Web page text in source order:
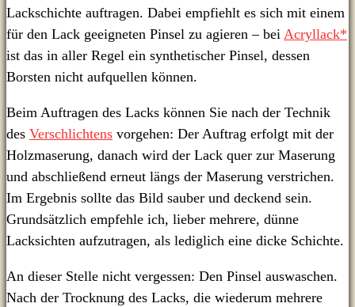
Lackschichte auftragen. Dabei empfiehlt es sich mit einem
für den Lack geeigneten Pinsel zu agieren – bei Acryllack*
ist das in aller Regel ein synthetischer Pinsel, dessen
Borsten nicht aufquellen können.
Beim Auftragen des Lacks können Sie nach der Technik
des Verschlichtens vorgehen: Der Auftrag erfolgt mit der
Holzmaserung, danach wird der Lack quer zur Maserung
und abschließend erneut längs der Maserung verstrichen.
Im Ergebnis sollte das Bild sauber und deckend sein.
Grundsätzlich empfehle ich, lieber mehrere, dünne
Lacksichten aufzutragen, als lediglich eine dicke Schichte.
An dieser Stelle nicht vergessen: Den Pinsel auswaschen.
Nach der Trocknung des Lacks, die wiederum mehrere